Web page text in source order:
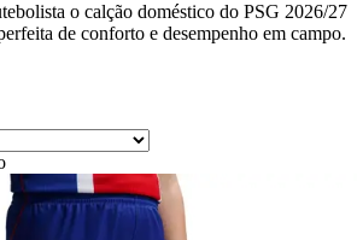
o calção doméstico do PSG 2026/27
de conforto e desempenho em campo.